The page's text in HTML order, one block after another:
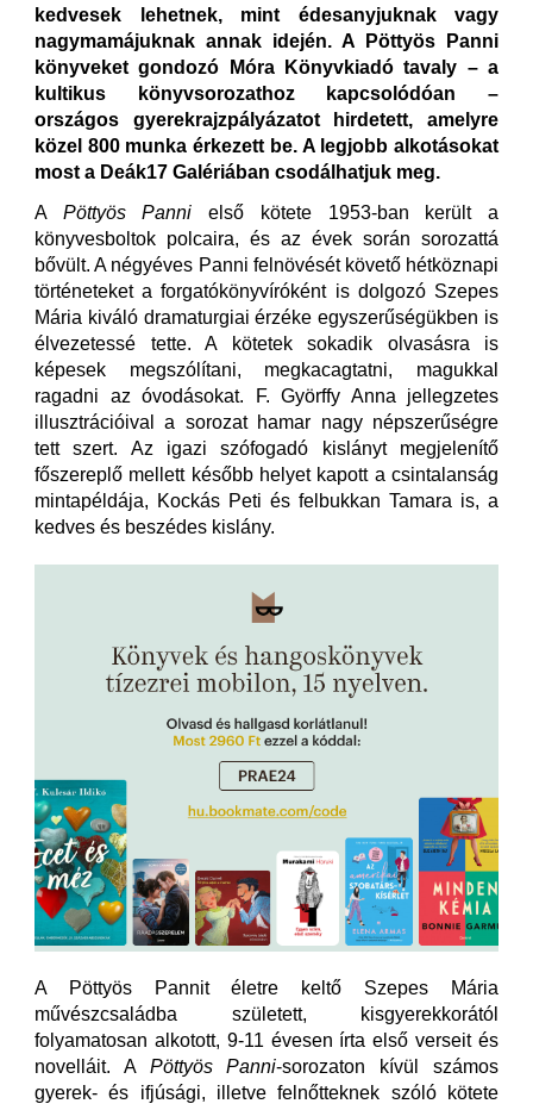
kedvesek lehetnek, mint édesanyjuknak vagy
nagymamájuknak annak idején. A Pöttyös Panni
könyveket gondozó Móra Könyvkiadó tavaly – a
kultikus könyvsorozathoz kapcsolódóan –
országos gyerekrajzpályázatot hirdetett, amelyre
közel 800 munka érkezett be. A legjobb alkotásokat
most a Deák17 Galériában csodálhatjuk meg.
A Pöttyös Panni első kötete 1953-ban került a
könyvesboltok polcaira, és az évek során sorozattá
bővült. A négyéves Panni felnövését követő hétköznapi
történeteket a forgatókönyvíróként is dolgozó Szepes
Mária kiváló dramaturgiai érzéke egyszerűségükben is
élvezetessé tette. A kötetek sokadik olvasásra is
képesek megszólítani, megkacagtatni, magukkal
ragadni az óvodásokat. F. Györffy Anna jellegzetes
illusztrációival a sorozat hamar nagy népszerűségre
tett szert. Az igazi szófogadó kislányt megjelenítő
főszereplő mellett később helyet kapott a csintalanság
mintapéldája, Kockás Peti és felbukkan Tamara is, a
kedves és beszédes kislány.
A Pöttyös Pannit életre keltő Szepes Mária
művészcsaládba született, kisgyerekkorától
folyamatosan alkotott, 9-11 évesen írta első verseit és
novelláit. A Pöttyös Panni-sorozaton kívül számos
gyerek- és ifjúsági, illetve felnőtteknek szóló kötete